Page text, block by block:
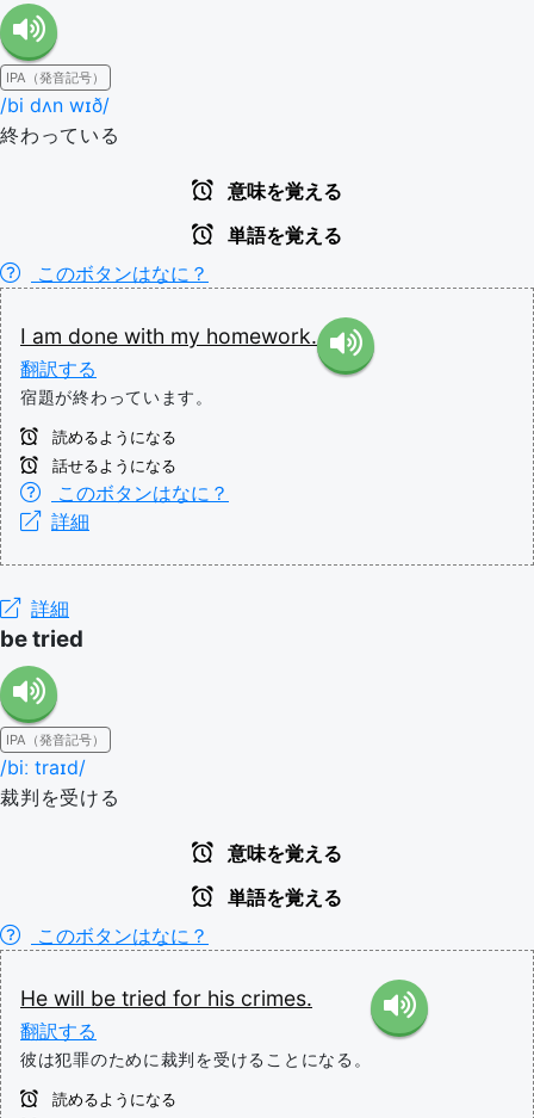
IPA（発音記号）
/bi dʌn wɪð/
終わっている
意味を覚える
単語を覚える
このボタンはなに？
I am done with my homework.
翻訳する
宿題が終わっています。
読めるようになる
話せるようになる
このボタンはなに？
詳細
詳細
be tried
IPA（発音記号）
/biː traɪd/
裁判を受ける
意味を覚える
単語を覚える
このボタンはなに？
He will be tried for his crimes.
翻訳する
彼は犯罪のために裁判を受けることになる。
読めるようになる